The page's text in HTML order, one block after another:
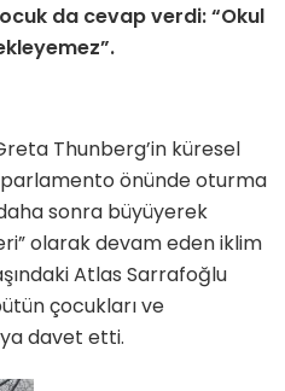
da cevap verdi: “Okul
Thunberg’in küresel
parlamento önünde oturma
sonra büyüyerek
olarak devam eden iklim
Atlas Sarrafoğlu
çocukları ve
davet etti.